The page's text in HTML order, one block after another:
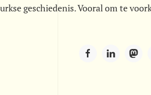
geschiedenis. Vooral om te